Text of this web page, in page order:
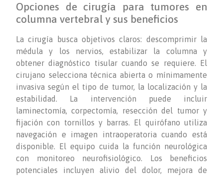
Opciones de cirugía para tumores en
columna vertebral y sus beneficios
La cirugía busca objetivos claros: descomprimir la
médula y los nervios, estabilizar la columna y
obtener diagnóstico tisular cuando se requiere. El
cirujano selecciona técnica abierta o mínimamente
invasiva según el tipo de tumor, la localización y la
estabilidad. La intervención puede incluir
laminectomía, corpectomía, resección del tumor y
fijación con tornillos y barras. El quirófano utiliza
navegación e imagen intraoperatoria cuando está
disponible. El equipo cuida la función neurológica
con monitoreo neurofisiológico. Los beneficios
potenciales incluyen alivio del dolor, mejora de